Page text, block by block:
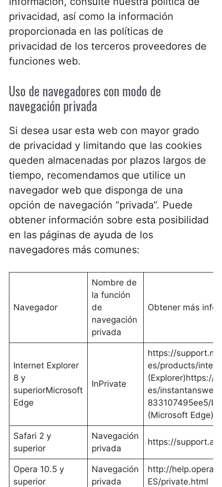
privacidad, así como la información
proporcionada en las políticas de
privacidad de los terceros proveedores de
funciones web.
Uso de navegadores con modo de
navegación privada
Si desea usar esta web con mayor grado
de privacidad y limitando que las cookies
queden almacenadas por plazos largos de
tiempo, recomendamos que utilice un
navegador web que disponga de una
opción de navegación “privada”. Puede
obtener información sobre esta posibilidad
en las páginas de ayuda de los
navegadores más comunes:
Navegador
Nombre de
la función
de
navegación
privada
Obtener más
Internet Explorer
8 y
superiorMicrosoft
Edge
InPrivate
https://
es/products/
(Explorer)https://
es/
833107495ee5/
(Microsoft Edge)
Safari 2 y
superior
Navegación
privada
https://
Opera 10.5 y
superior
Navegación
privada
http://
ES/private.html